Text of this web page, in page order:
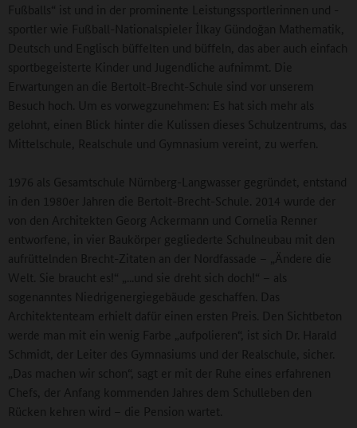
Fußballs“ ist und in der prominente Leistungssportlerinnen und -
sportler wie Fußball-Nationalspieler İlkay Gündoğan Mathematik,
Deutsch und Englisch büffelten und büffeln, das aber auch einfach
sportbegeisterte Kinder und Jugendliche aufnimmt. Die
Erwartungen an die Bertolt-Brecht-Schule sind vor unserem
Besuch hoch. Um es vorwegzunehmen: Es hat sich mehr als
gelohnt, einen Blick hinter die Kulissen dieses Schulzentrums, das
Mittelschule, Realschule und Gymnasium vereint, zu werfen.
1976 als Gesamtschule Nürnberg-Langwasser gegründet, entstand
in den 1980er Jahren die Bertolt-Brecht-Schule. 2014 wurde der
von den Architekten Georg Ackermann und Cornelia Renner
entworfene, in vier Baukörper gegliederte Schulneubau mit den
aufrüttelnden Brecht-Zitaten an der Nordfassade – „Ändere die
Welt. Sie braucht es!“ „...und sie dreht sich doch!“ – als
sogenanntes Niedrigenergiegebäude geschaffen. Das
Architektenteam erhielt dafür einen ersten Preis. Den Sichtbeton
werde man mit ein wenig Farbe „aufpolieren“, ist sich Dr. Harald
Schmidt, der Leiter des Gymnasiums und der Realschule, sicher.
„Das machen wir schon“, sagt er mit der Ruhe eines erfahrenen
Chefs, der Anfang kommenden Jahres dem Schulleben den
Rücken kehren wird – die Pension wartet.